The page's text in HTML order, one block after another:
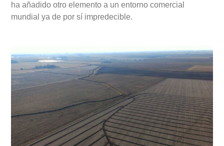
ha añadido otro elemento a un entorno comercial
mundial ya de por sí impredecible.